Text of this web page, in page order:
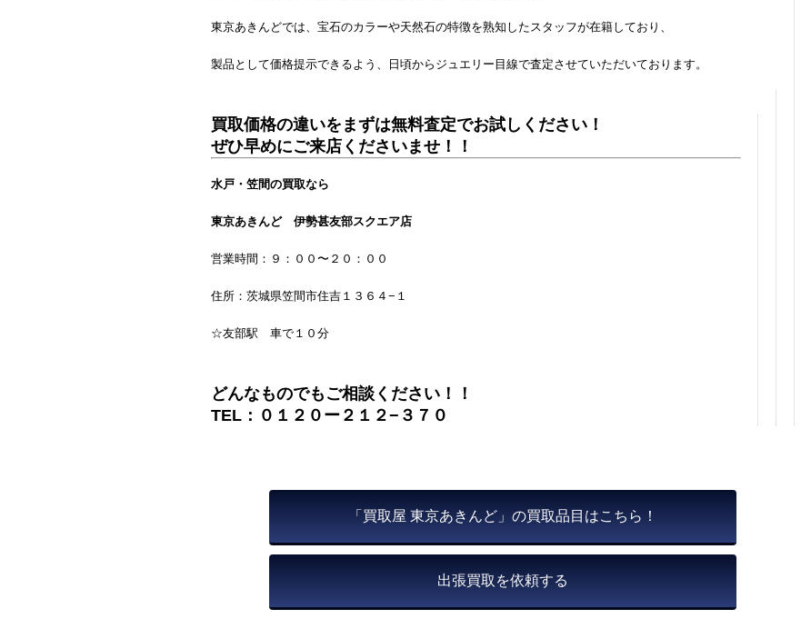
東京あきんどでは、宝石のカラーや天然石の特徴を熟知したスタッフが在籍しており、
製品として価格提示できるよう、日頃からジュエリー目線で査定させていただいております。
買取価格の違いをまずは無料査定でお試しください！
ぜひ早めにご来店くださいませ！！
水戸・笠間の買取なら
東京あきんど 伊勢甚友部スクエア店
営業時間：９：００〜２０：００
住所：茨城県笠間市住吉１３６４−１
☆友部駅 車で１０分
どんなものでもご相談ください！！
TEL：０１２０ー２１２−３７０
「買取屋 東京あきんど」の買取品目はこちら！
出張買取を依頼する